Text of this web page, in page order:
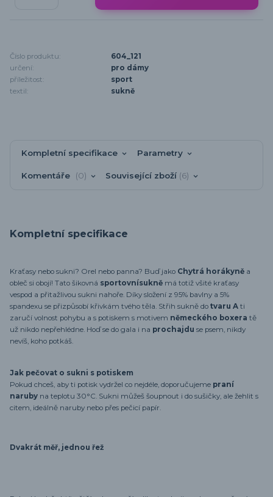
Číslo produktu:
604_121
určení:
pro dámy
příležitost:
sport
textil:
sukně
Kompletní specifikace Parametry
Komentáře 0 Související zboží 6
Kompletní specifikace
Kraťasy nebo sukni? Orel nebo panna? Buď jako Chytrá horákyně a
obleč si obojí! Tato šikovná sportovnísukně má totiž všité kraťasy
vespod a přitažlivou sukni nahoře. Díky složení z 95% bavlny a 5%
spandexu se přizpůsobí křivkám tvého těla. Střih sukně do tvaru A ti
zaručí volnost pohybu a s potiskem s motivem německého boxera tě
už nikdo nepřehlédne. Hoď se do gala i na prochajdu se psem, nikdy
nevíš, koho potkáš.
Jak pečovat o sukni s potiskem
Pokud chceš, aby ti potisk vydržel co nejdéle, doporučujeme praní
naruby na teplotu 30°C. Sukni můžeš šoupnout i do sušičky, ale žehlit s
citem, ideálně naruby nebo přes pečicí papír.
Dvakrát měř, jednou řež